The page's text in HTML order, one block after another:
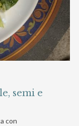
semi e
con